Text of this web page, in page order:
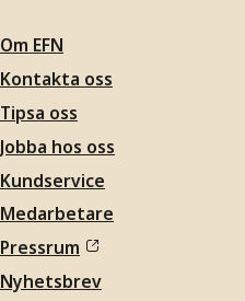
Om EFN
Kontakta oss
Tipsa oss
Jobba hos oss
Kundservice
Medarbetare
Pressrum
Nyhetsbrev